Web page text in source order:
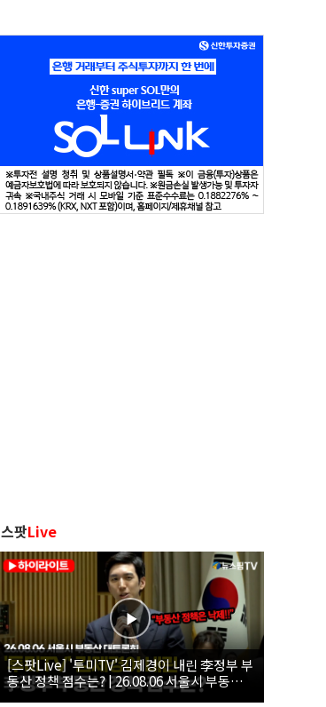
스팟Live
[스팟Live] '투미TV' 김제경이 내린 李정부 부
동산 정책 점수는? | 26.08.06 서울시 부동산
대토론회